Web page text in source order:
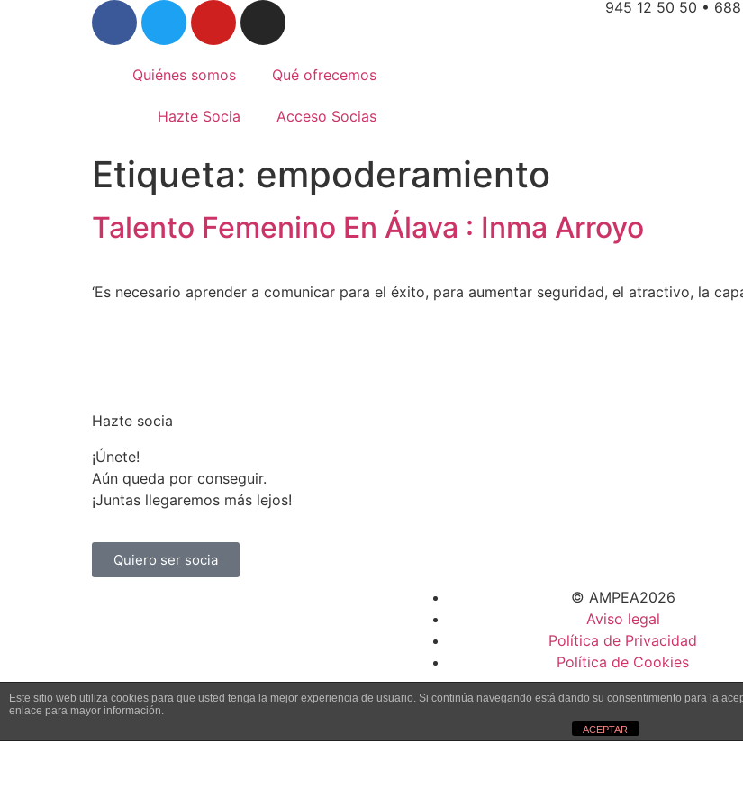
945 12 50 50 •
Quiénes somos Qué ofrecemos
Hazte Socia Acceso Socias
Etiqueta: empoderamiento
Talento Femenino En Álava : Inma Arroyo
‘Es necesario aprender a comunicar para el éxito, para aumentar seguridad, el atractivo, la
Hazte socia
¡Únete!
Aún queda por conseguir.
¡Juntas llegaremos más lejos!
Quiero ser socia
© AMPEA2026
Aviso legal
Política de Privacidad
Política de Cookies
Este sitio web utiliza cookies para que usted tenga la mejor experiencia de usuario. Si continúa navegando está dando su consentimiento para la
enlace para mayor información.
ACEPTAR